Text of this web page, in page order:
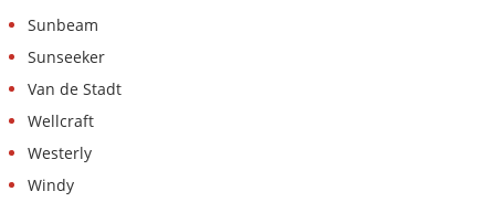
Sunbeam
Sunseeker
Van de Stadt
Wellcraft
Westerly
Windy